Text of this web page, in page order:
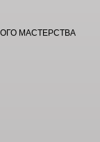
МАСТЕРСТВА